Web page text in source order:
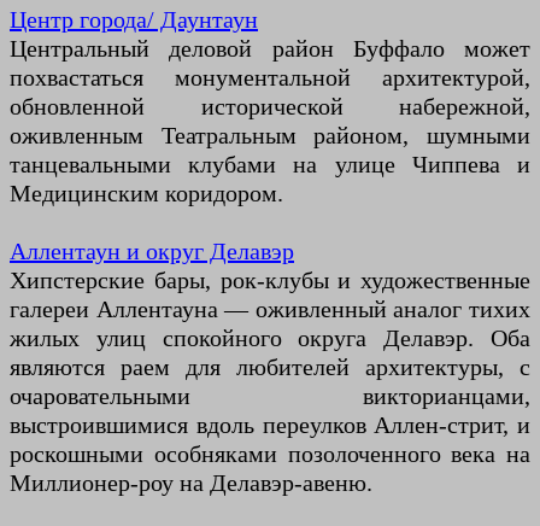
Центр города/ Даунтаун
Центральный деловой район Буффало может
похвастаться монументальной архитектурой,
обновленной исторической набережной,
оживленным Театральным районом, шумными
танцевальными клубами на улице Чиппева и
Медицинским коридором.
Аллентаун и округ Делавэр
Хипстерские бары, рок-клубы и художественные
галереи Аллентауна — оживленный аналог тихих
жилых улиц спокойного округа Делавэр. Оба
являются раем для любителей архитектуры, с
очаровательными викторианцами,
выстроившимися вдоль переулков Аллен-стрит, и
роскошными особняками позолоченного века на
Миллионер-роу на Делавэр-авеню.